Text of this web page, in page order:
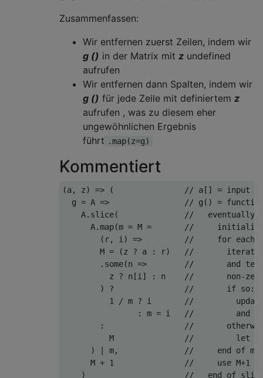
Zusammenfassen:
Wir entfernen zuerst Zeilen, indem wir
g () in der Matrix mit z undefined
aufrufen
Wir entfernen dann Spalten, indem wir
g () für jede Zeile mit definiertem z
aufrufen , was zu diesem eher
ungewöhnlichen Ergebnis
führt .map(z=g)
Kommentiert
(a, z) => (
// a[] = input
  g
= A =>
// g() =
    A
. slice(
//   eventually
      A
.map(m = M =
//     initialize m
( r, i ) =>
//     for each
        M
= (z ? a : r)
//       iterate
. some(n =>
//       and test
          z
? n [i ] : n
//       non-zero
)
?
//       if so:
1
/ m ? i
//         update
:
m = i
//         and
:
//
          M
//         let M
)
m,
//     end of
      M
+ 1
//     use M+1
)
//   end of